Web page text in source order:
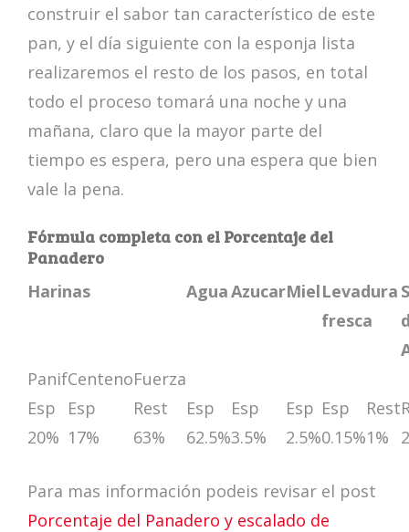
construir el sabor tan característico de este
pan, y el día siguiente con la esponja lista
realizaremos el resto de los pasos, en total
todo el proceso tomará una noche y una
mañana, claro que la mayor parte del
tiempo es espera, pero una espera que bien
vale la pena.
Fórmula completa con el Porcentaje del
Panadero
Harinas
AguaAzucarMielLevadura
fresca
PanifCentenoFuerza
Esp
Esp Rest Esp Esp Esp Esp Rest
20% 17% 63% 62.5%3.5% 2.5%0.15%1%
Para mas información podeis revisar el post
Porcentaje del Panadero y escalado de